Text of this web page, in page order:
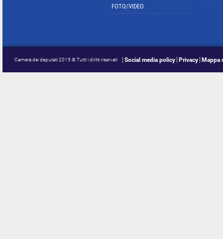
FOTO/VIDEO
Camera dei deputati 2015 © Tutti i diritti riservati Social media policy Privacy Mappa